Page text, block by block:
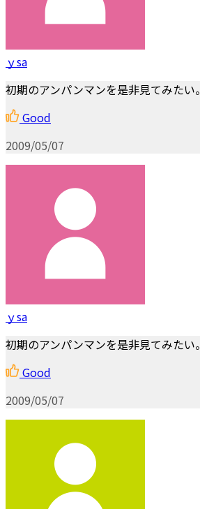
ｙsa
初期のアンパンマンを是非見てみたい。
Good
2009/05/07
ｙsa
初期のアンパンマンを是非見てみたい。
Good
2009/05/07